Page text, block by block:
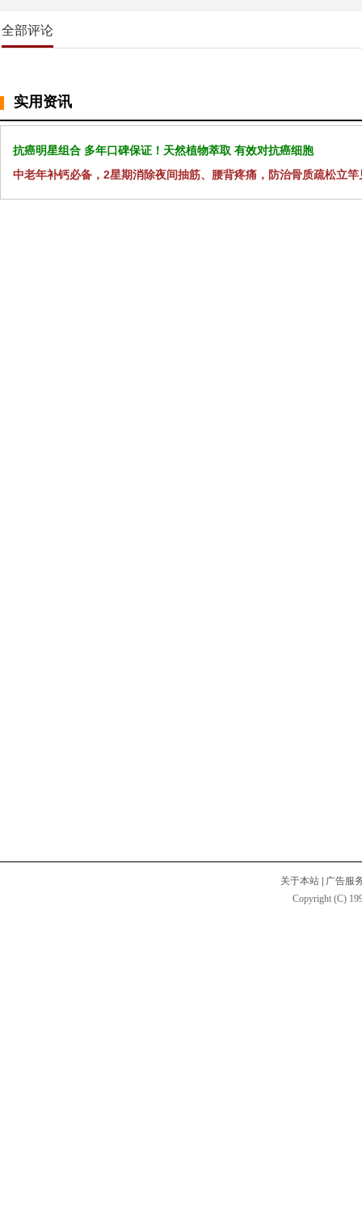
全部评论
实用资讯
抗癌明星组合 多年口碑保证！天然植物萃取 有效对抗癌细胞
中老年补钙必备，2星期消除夜间抽筋、腰背疼痛，防治骨质疏松立竿
关于本站
广告服
Copyright (C)